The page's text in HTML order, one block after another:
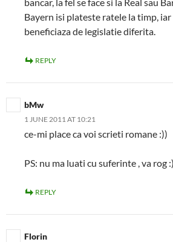
Bayern isi plateste ratele la timp, iar
beneficiaza de legislatie diferita.
REPLY
bMw
1 JUNE 2011 AT 10:21
ce-mi place ca voi scrieti romane :))
PS: nu ma luati cu suferinte , va rog
REPLY
Florin